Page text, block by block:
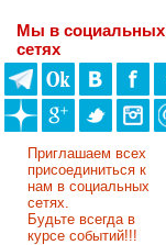
Мы в социальных
сетях
Приглашаем всех
присоединиться к
нам в социальных
сетях.
Будьте всегда в
курсе событий!!!